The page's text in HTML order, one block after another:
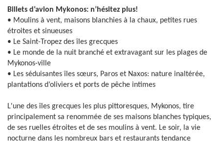
Billets d’avion Mykonos: n’hésitez plus!
• Moulins à vent, maisons blanchies à la chaux, petites rues
étroites et sinueuses
• Le Saint-Tropez des îles grecques
• Le monde de la nuit branché et extravagant sur les plages de
Mykonos-ville
• Les séduisantes îles sœurs, Paros et Naxos: nature inaltérée,
plantations d’oliviers et ports de pêche intimes
L'une des îles grecques les plus pittoresques, Mykonos, tire
principalement sa renommée de ses maisons blanches typiques,
de ses ruelles étroites et de ses moulins à vent. Le soir, la vie
nocturne dans les nombreux bars et restaurants tendance